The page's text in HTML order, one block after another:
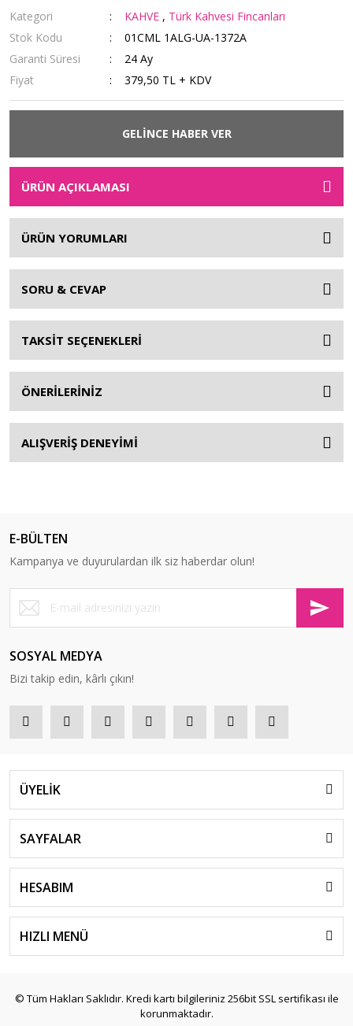
Kategori KAHVE , Türk Kahvesi Fincanları
Stok Kodu
01CML 1ALG-UA-1372A
Garanti Süresi
24 Ay
Fiyat
379,50 TL + KDV
GELİNCE HABER VER
ÜRÜN AÇIKLAMASI
ÜRÜN YORUMLARI
SORU & CEVAP
TAKSİT SEÇENEKLERİ
ÖNERİLERİNİZ
ALIŞVERİŞ DENEYİMİ
E-BÜLTEN
Kampanya ve duyurulardan ilk siz haberdar olun!
SOSYAL MEDYA
Bizi takip edin, kârlı çıkın!
ÜYELİK
SAYFALAR
HESABIM
HIZLI MENÜ
© Tüm Hakları Saklıdır. Kredi kartı bilgileriniz 256bit SSL sertifikası ile
korunmaktadır.